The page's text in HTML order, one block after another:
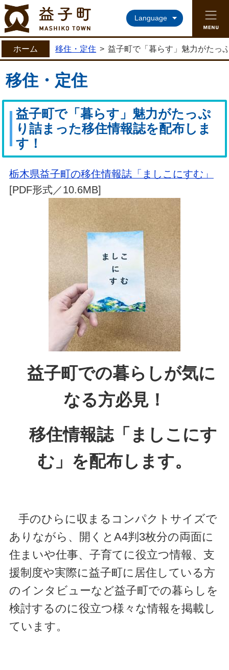
益子町ホームページ
Language
ホーム 移住・定住 > 益子町で「暮らす」魅力がたっ
移住・定住
益子町で「暮らす」魅力がたっぷ
り詰まった移住情報誌を配布しま
す！
栃木県益子町の移住情報誌「ましこにすむ」
[PDF形式／10.6MB]
益子町での暮らしが気に
なる方必見！
移住情報誌「ましこにす
む」を配布します。
手のひらに収まるコンパクトサイズで
ありながら、開くとA4判3枚分の両面に
住まいや仕事、子育てに役立つ情報、支
援制度や実際に益子町に居住している方
のインタビューなど益子町での暮らしを
検討するのに役立つ様々な情報を掲載し
ています。